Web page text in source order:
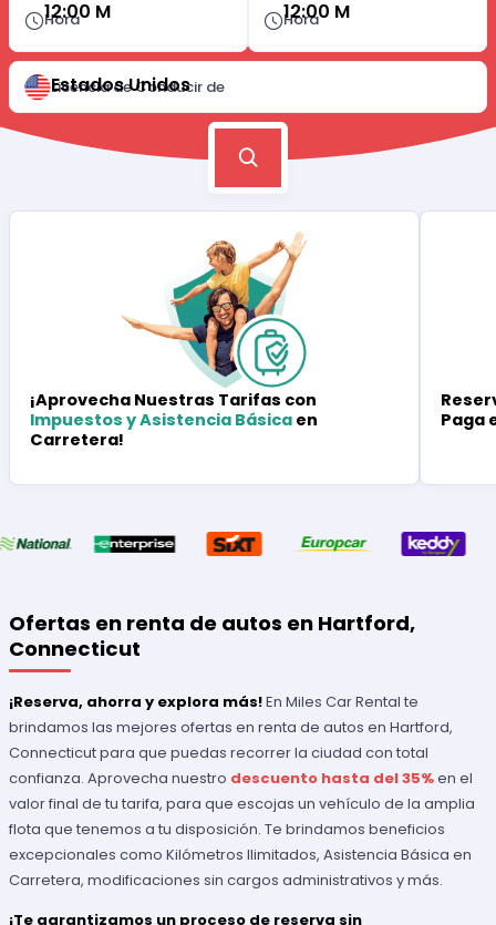
Hora
12:00 M Hora
12:00 M
Licencia de Conducir de
Estados Unidos
¡Aprovecha Nuestras Tarifas con
Impuestos y Asistencia Básica en
Carretera!
Paga
Ofertas en renta de autos en Hartford,
Connecticut
¡Reserva, ahorra y explora más!En Miles Car Rental te
brindamos las mejores ofertas en renta de autos en Hartford,
Connecticut para que puedas recorrer la ciudad con total
confianza. Aprovecha nuestro descuento hasta del 35%en el
valor final de tu tarifa, para que escojas un vehículo de la amplia
flota que tenemos a tu disposición. Te brindamos beneficios
excepcionales como Kilómetros Ilimitados, Asistencia Básica en
Carretera, modificaciones sin cargos administrativos y más.
¡Te garantizamos un proceso de reserva sin